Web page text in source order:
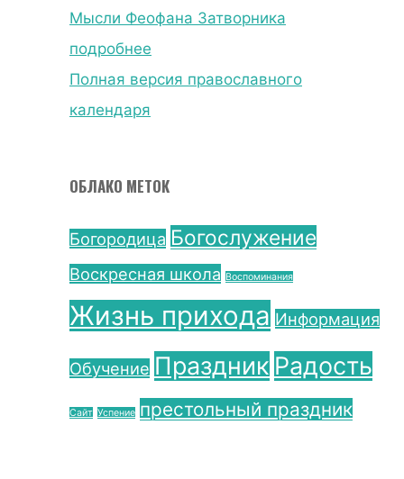
Мысли Феофана Затворника
подробнее
Полная версия православного
календаря
ОБЛАКО МЕТОК
Богородица Богослужение
Воскресная школа Воспоминания
Жизнь прихода Информация
Обучение Праздник Радость
Сайт Успение престольный праздник